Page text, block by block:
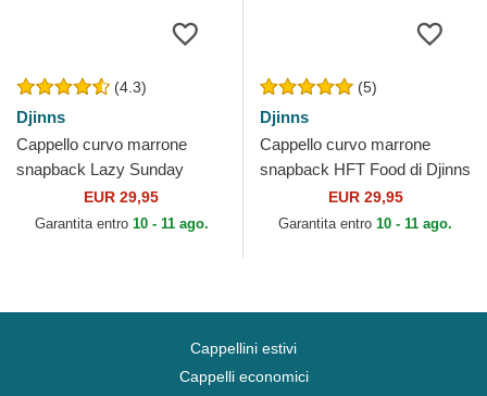
(4.3)
Djinns
Cappello curvo marrone
snapback Lazy Sunday
Coffee HFT di Djinns
EUR 29,95
Garantita entro 10 - 11 ago.
(5)
Djinns
Cappello curvo marrone
snapback HFT Food di Djinns
EUR 29,95
Garantita entro 10 - 11 ago.
Cappellini estivi
Cappelli economici